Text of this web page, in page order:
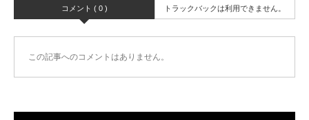
コメント ( 0 ) トラックバックは利用できません。
この記事へのコメントはありません。